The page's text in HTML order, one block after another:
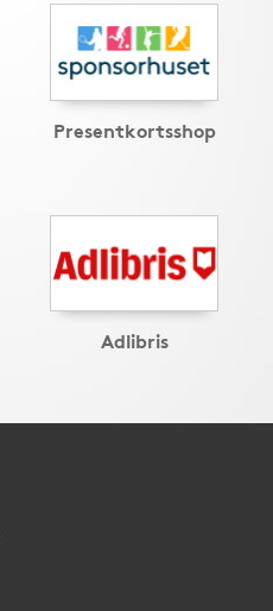
Presentkortsshop
Adlibris